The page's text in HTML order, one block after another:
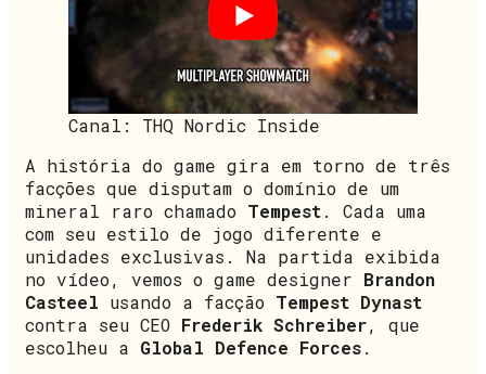
Canal: THQ Nordic Inside
A história do game gira em torno de três
facções que disputam o domínio de um
mineral raro chamado Tempest. Cada uma
com seu estilo de jogo diferente e
unidades exclusivas. Na partida exibida
no vídeo, vemos o game designer Brandon
Casteel usando a facção Tempest Dynast
contra seu CEO Frederik Schreiber, que
escolheu a Global Defence Forces.